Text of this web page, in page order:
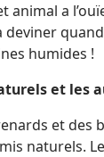
animal a
deviner
humides !
et les
et des
naturels.